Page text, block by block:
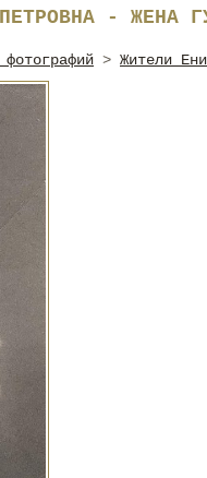
- ЖЕНА
фотографий > Жители